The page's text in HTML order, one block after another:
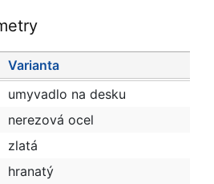
Varianta
umyvadlo na desku
nerezová ocel
zlatá
hranatý